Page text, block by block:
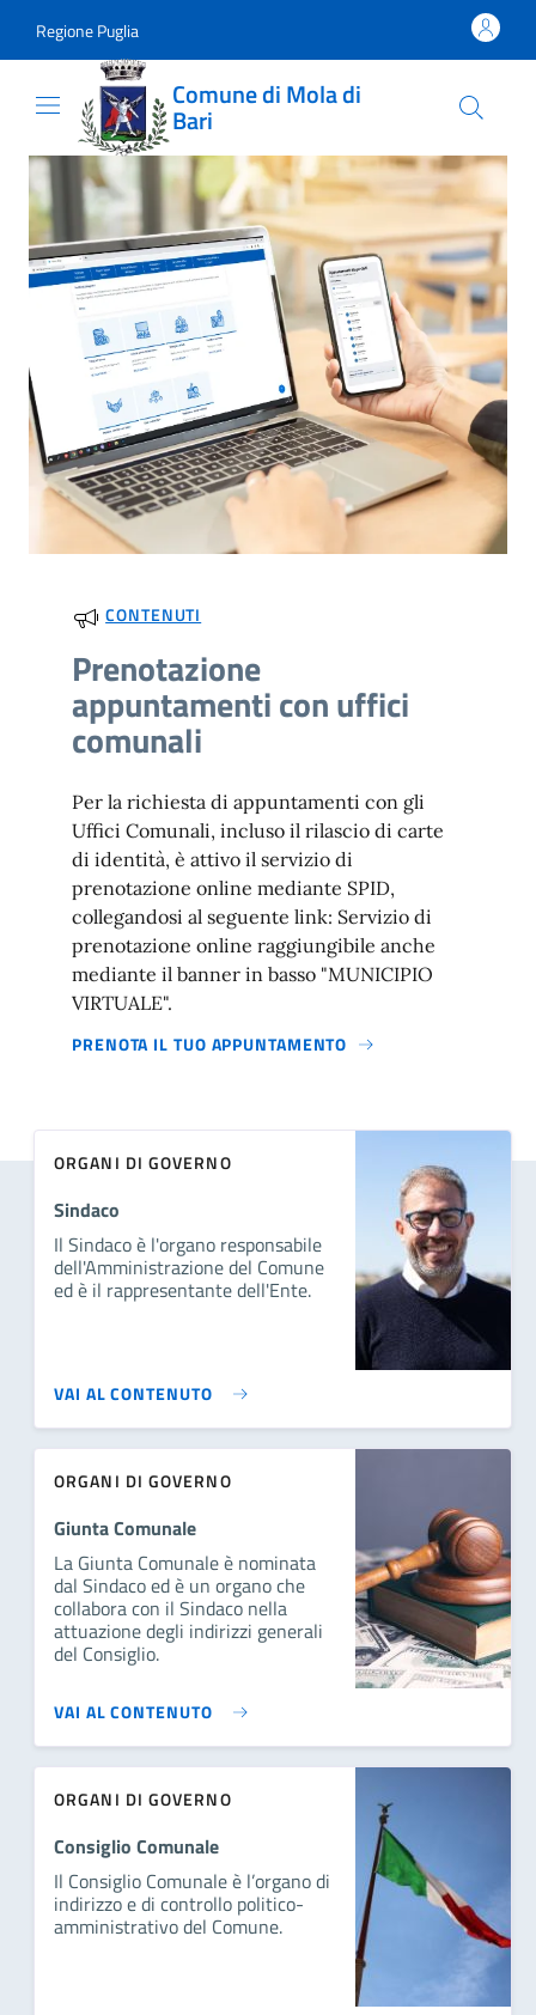
Regione Puglia
Comune di Mola di
Bari
CONTENUTI
Prenotazione
appuntamenti con uffici
comunali
Per la richiesta di appuntamenti con gli
Uffici Comunali, incluso il rilascio di carte
di identità, è attivo il servizio di
prenotazione online mediante SPID,
collegandosi al seguente link: Servizio di
prenotazione online raggiungibile anche
mediante il banner in basso "MUNICIPIO
VIRTUALE".
PRENOTA IL TUO APPUNTAMENTO
ORGANI DI GOVERNO
Sindaco
Il Sindaco è l'organo responsabile
dell'Amministrazione del Comune
ed è il rappresentante dell'Ente.
VAI AL CONTENUTO
ORGANI DI GOVERNO
Giunta Comunale
La Giunta Comunale è nominata
dal Sindaco ed è un organo che
collabora con il Sindaco nella
attuazione degli indirizzi generali
del Consiglio.
VAI AL CONTENUTO
ORGANI DI GOVERNO
Consiglio Comunale
Il Consiglio Comunale è l’organo di
indirizzo e di controllo politico-
amministrativo del Comune.